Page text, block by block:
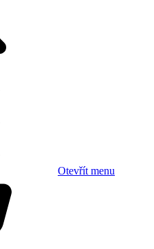
Otevřít menu